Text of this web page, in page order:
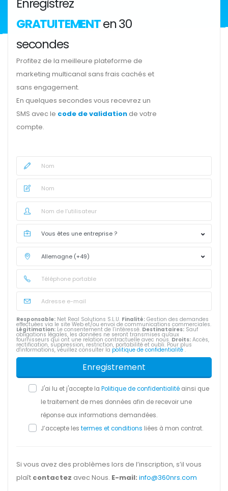
GRATUITEMENTen 30
secondes
Profitez de la meilleure plateforme de
marketing multicanal sans frais cachés et
sans engagement.
En quelques secondes vous recevrez un
SMS avec le code de validation de votre
compte.
Responsable: Net Real Solutions S.L.U. Finalité: Gestion des demandes
effectuées via le site Web et/ou envoi de communications commerciales.
Légitimation: Le consentement de l’intéressé. Destinataires: Sauf
obligations légales, les données ne seront transmises qu'aux
fournisseurs qui ont une relation contractuelle avec nous. Droits: Accès,
rectification, suppression, restriction, portabilité et oubli. Pour plus
d'informations, veuillez consulter la politique de confidentialité .
Enregistrement
J'ai lu et j'accepte la Politique de confidentialité ainsi que
le traitement de mes données afin de recevoir une
réponse aux informations demandées.
J’accepte les termes et conditions liées à mon contrat.
Si vous avez des problèmes lors de l’inscription, s’il vous
plaît contactez avec Nous. E-mail: info@360nrs.com